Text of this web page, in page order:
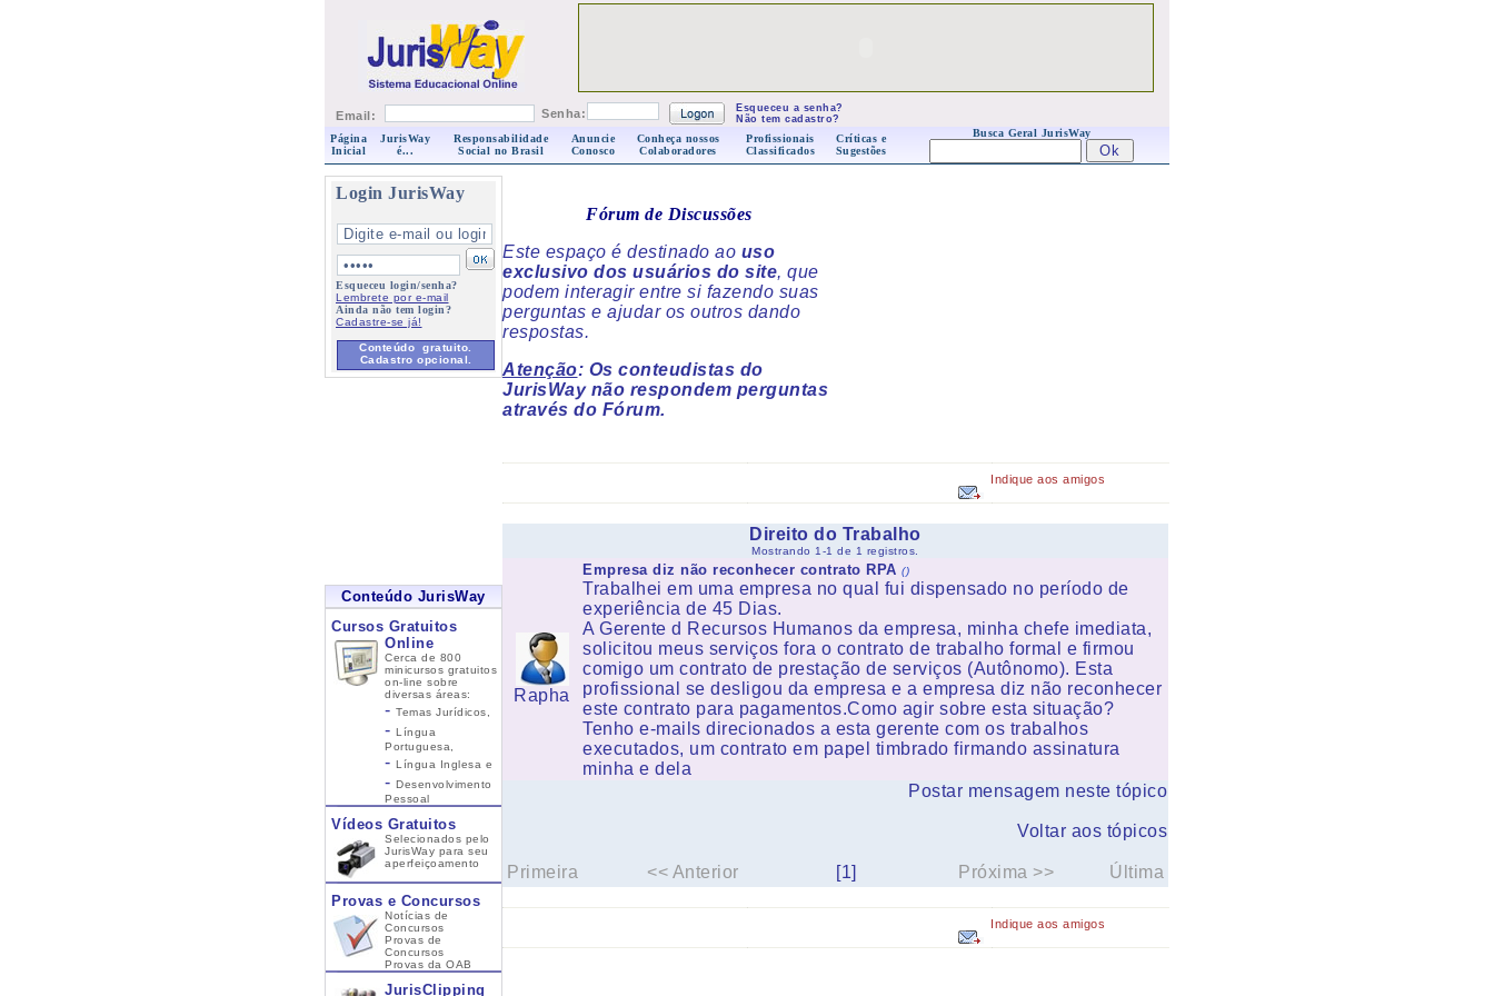
Email: Senha:
Esqueceu a senha?
Não tem cadastro?
Página
Inicial
JurisWay
é...
Responsabilidade
Social no Brasil
Anuncie
Conosco
Conheça nossos
Colaboradores
Profissionais
Classificados
Críticas e
Sugestões
Busca Geral JurisWay
Login JurisWay
Esqueceu login/senha?
Lembrete por e-mail
Ainda não tem login?
Cadastre-se já!
Conteúdo gratuito.
Cadastro opcional.
Conteúdo JurisWay
Cursos Gratuitos
Online
Cerca de 800
minicursos gratuitos
on-line sobre
diversas áreas:
- Temas Jurídicos,
- Língua
Portuguesa,
- Língua Inglesa e
- Desenvolvimento
Pessoal
Vídeos Gratuitos
Selecionados pelo
JurisWay para seu
aperfeiçoamento
Provas e Concursos
Notícias de
Concursos
Provas de
Concursos
Provas da OAB
JurisClipping
Fórum de Discussões
Este espaço é destinado ao uso
exclusivo dos usuários do site, que
podem interagir entre si fazendo suas
perguntas e ajudar os outros dando
respostas.
Atenção: Os conteudistas do
JurisWay não respondem perguntas
através do Fórum.
Indique aos amigos
Direito do Trabalho
Mostrando 1-1 de 1 registros.
Rapha
Empresa diz não reconhecer contrato RPA ()
Trabalhei em uma empresa no qual fui dispensado no período de
experiência de 45 Dias.
A Gerente d Recursos Humanos da empresa, minha chefe imediata,
solicitou meus serviços fora o contrato de trabalho formal e firmou
comigo um contrato de prestação de serviços (Autônomo). Esta
profissional se desligou da empresa e a empresa diz não reconhecer
este contrato para pagamentos.Como agir sobre esta situação?
Tenho e-mails direcionados a esta gerente com os trabalhos
executados, um contrato em papel timbrado firmando assinatura
minha e dela
Postar mensagem neste tópico
Voltar aos tópicos
Primeira << Anterior [1] Próxima >> Última
Indique aos amigos